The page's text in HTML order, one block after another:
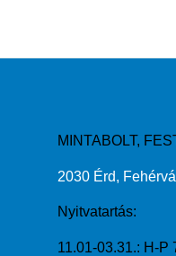
MINTABOLT,
2030 Érd,
Nyitvatartás:
11.01-03.31.: H-P